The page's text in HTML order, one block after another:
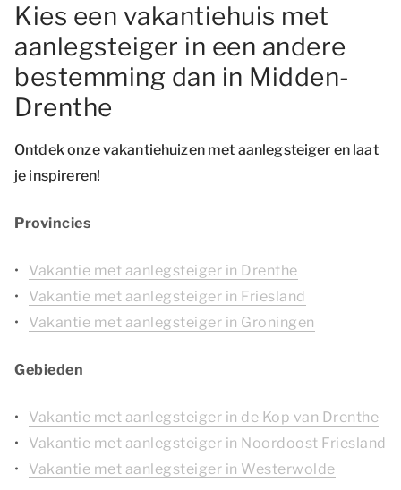
Kies een vakantiehuis met
aanlegsteiger in een andere
bestemming dan in Midden-
Drenthe
Ontdek onze vakantiehuizen met aanlegsteiger en laat
je inspireren!
Provincies
Vakantie met aanlegsteiger in Drenthe
Vakantie met aanlegsteiger in Friesland
Vakantie met aanlegsteiger in Groningen
Gebieden
Vakantie met aanlegsteiger in de Kop van Drenthe
Vakantie met aanlegsteiger in Noordoost Friesland
Vakantie met aanlegsteiger in Westerwolde